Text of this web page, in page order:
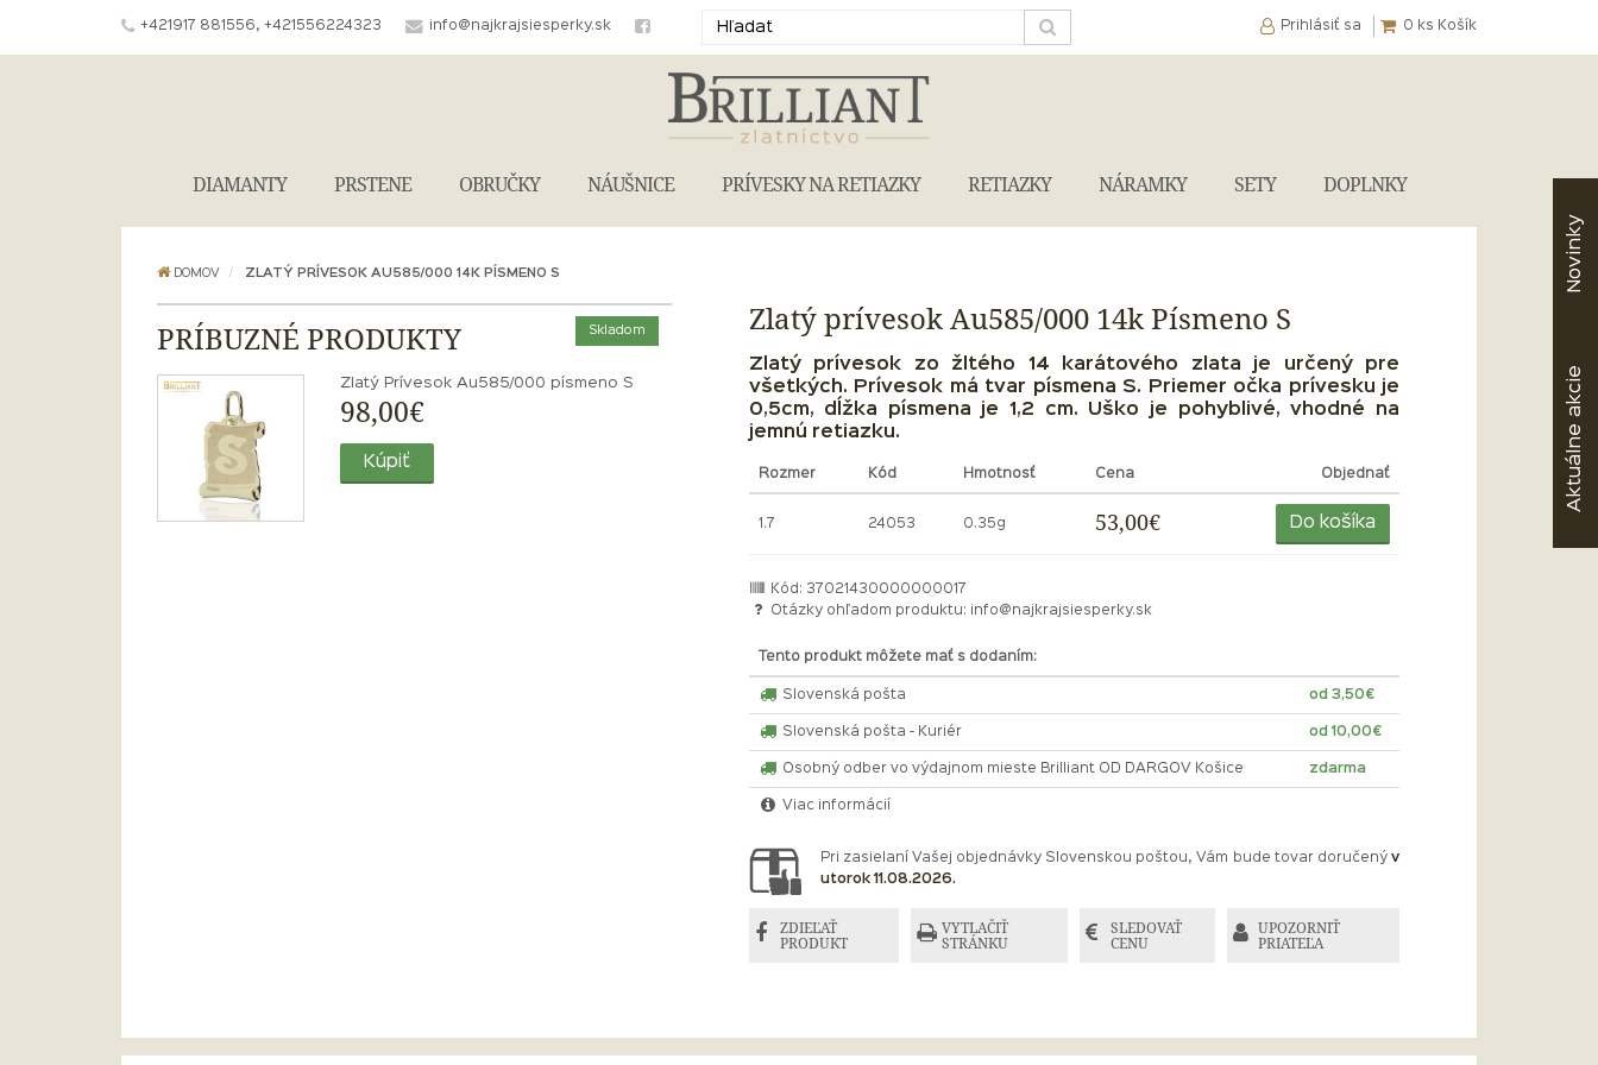
+421917 881556, +421556224323 info@najkrajsiesperky.sk Prihlásiť sa 0 ks Košík
DIAMANTY PRSTENE OBRUČKY NÁUŠNICE PRÍVESKY NA RETIAZKY RETIAZKY NÁRAMKY SETY DOPLNKY
Aktuálne
akcie
Novinky
DOMOV ZLATÝ PRÍVESOK AU585/000 14K PÍSMENO S
Skladom
PRÍBUZNÉ PRODUKTY
Zlatý Prívesok Au585/000 písmeno S
98,00€
Kúpiť
Zlatý prívesok Au585/000 14k Písmeno S
Zlatý prívesok zo žltého 14 karátového zlata je určený pre
všetkých. Prívesok má tvar písmena S. Priemer očka prívesku je
0,5cm, dĺžka písmena je 1,2 cm. Uško je pohyblivé, vhodné na
jemnú retiazku.
Rozmer Kód Hmotnosť Cena Objednať
1.7 24053 0.35g 53,00€ Do košíka
Kód: 37021430000000017
Otázky ohľadom produktu:
info@najkrajsiesperky.sk
Tento produkt môžete mať s dodaním:
Slovenská pošta od 3,50€
Slovenská pošta - Kuriér od 10,00€
Osobný odber vo výdajnom mieste Brilliant OD DARGOV Košice zdarma
Viac informácií
Pri zasielaní Vašej objednávky Slovenskou poštou, Vám bude tovar doručený v
utorok 11.08.2026.
ZDIEĽAŤ
PRODUKT
VYTLAČIŤ
STRÁNKU
SLEDOVAŤ
CENU
UPOZORNIŤ
PRIATEĽA